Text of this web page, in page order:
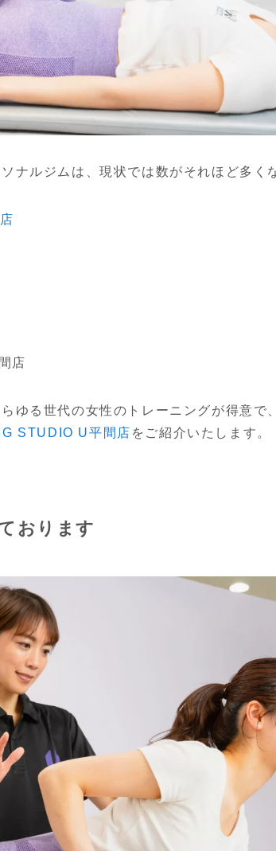
ナルジムは、現状では数がそれほど多く
店
ゆる世代の女性のトレーニングが得意で
STUDIO U平間店 をご紹介いたします。
おります